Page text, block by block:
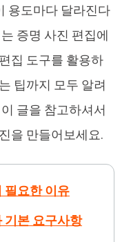
용도마다 달라진다
증명 사진 편집에
집 도구를 활용하
팁까지 모두 알려
글을 참고하셔서
을 만들어보세요.
필요한 이유
기본 요구사항